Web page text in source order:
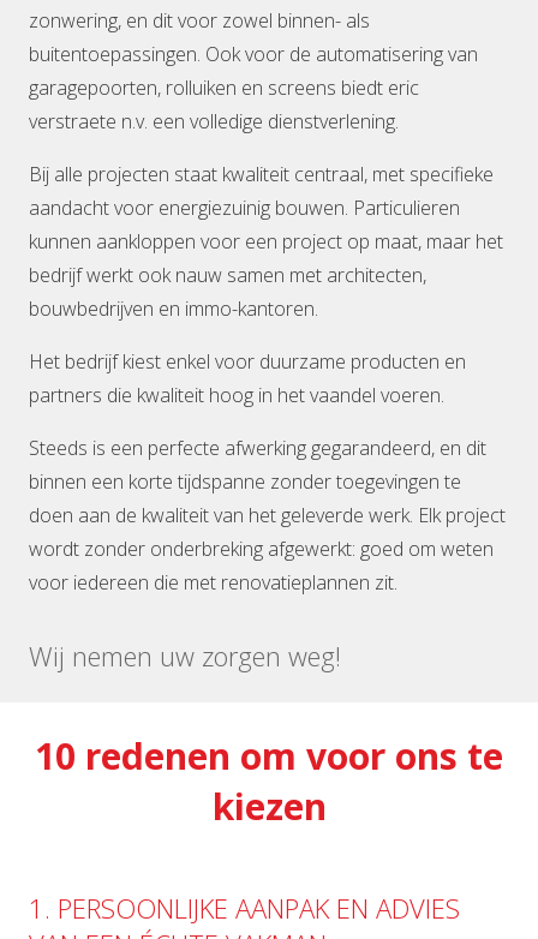
zonwering, en dit voor zowel binnen- als
buitentoepassingen. Ook voor de automatisering van
garagepoorten, rolluiken en screens biedt eric
verstraete n.v. een volledige dienstverlening.
Bij alle projecten staat kwaliteit centraal, met specifieke
aandacht voor energiezuinig bouwen. Particulieren
kunnen aankloppen voor een project op maat, maar het
bedrijf werkt ook nauw samen met architecten,
bouwbedrijven en immo-kantoren.
Het bedrijf kiest enkel voor duurzame producten en
partners die kwaliteit hoog in het vaandel voeren.
Steeds is een perfecte afwerking gegarandeerd, en dit
binnen een korte tijdspanne zonder toegevingen te
doen aan de kwaliteit van het geleverde werk. Elk project
wordt zonder onderbreking afgewerkt: goed om weten
voor iedereen die met renovatieplannen zit.
Wij nemen uw zorgen weg!
10 redenen om voor ons te
kiezen
1. PERSOONLIJKE AANPAK EN ADVIES